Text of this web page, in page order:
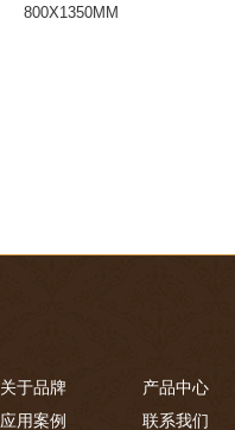
800X1350MM
关于品牌
产品中心
应用案例 联系我们